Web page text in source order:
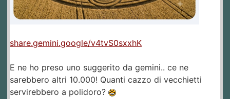
share.gemini.google/v4tvS0sxxhK
E ne ho preso uno suggerito da gemini.. ce ne
sarebbero altri 10.000! Quanti cazzo di vecchietti
servirebbero a polidoro?